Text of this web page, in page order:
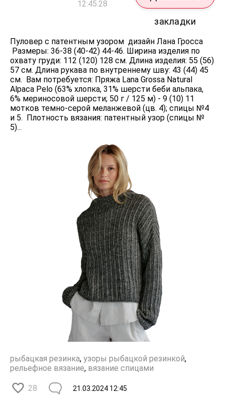
12:45:28
закладки
Пуловер с патентным узором дизайн Лана Гросса
Размеры: 36-38 (40-42) 44-46. Ширина изделия по
охвату груди: 112 (120) 128 см. Длина изделия: 55 (56)
57 см. Длина рукава по внутреннему шву: 43 (44) 45
см. Вам потребуется: Пряжа Lana Grossa Natural
Alpaca Pelo (63% хлопка, 31% шерсти беби альпака,
6% мериносовой шерсти; 50 г / 125 м) - 9 (10) 11
мотков темно-серой меланжевой (цв. 4); спицы №4
и 5. Плотность вязания: патентный узор (спицы №
5)...
рыбацкая резинка, узоры рыбацкой резинкой,
рельефное вязание, вязание спицами
28 21.03.2024 12:45